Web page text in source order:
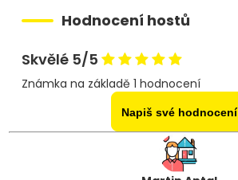
Hodnocení hostů
Skvělé 5/5
Známka na základě 1 hodnocení
Napiš své hodnocení